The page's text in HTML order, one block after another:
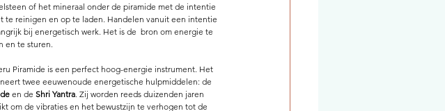
of het mineraal onder de piramide met de intentie
te reinigen en op te laden. Handelen vanuit een intentie
bij energetisch werk. Het is de  bron om energie te
en te sturen.
Piramide is een perfect hoog-energie instrument. Het
twee eeuwenoude energetische hulpmiddelen: de
en de Shri Yantra . Zij worden reeds duizenden jaren
om de vibraties en het bewustzijn te verhogen tot de